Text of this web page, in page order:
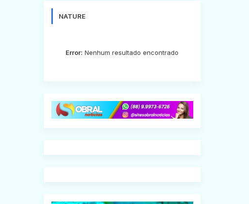
NATURE
Error: Nenhum resultado encontrado